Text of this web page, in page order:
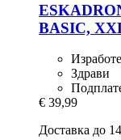
BASIC,
Здрави
€ 39,99
Доставка до